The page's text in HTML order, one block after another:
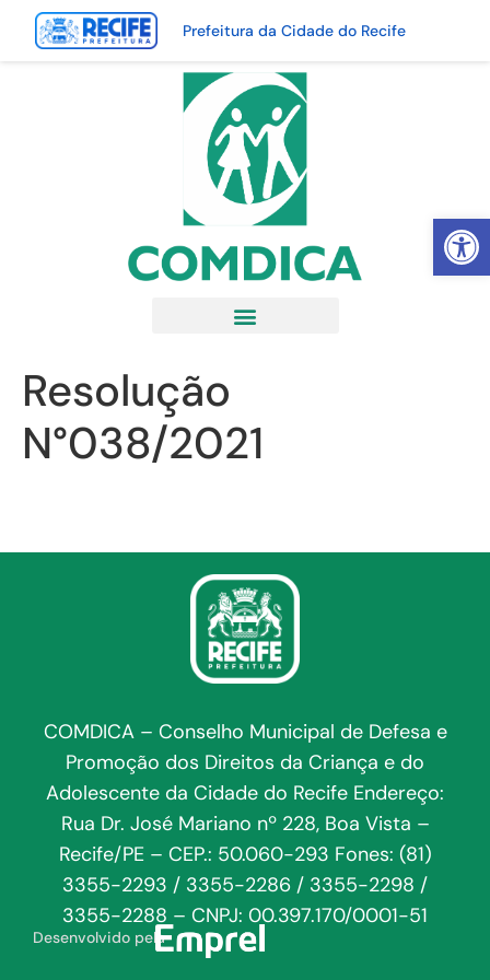
Abrir
Prefeitura da Cidade do Recife
Resolução
N°038/2021
COMDICA – Conselho Municipal de Defesa e
Promoção dos Direitos da Criança e do
Adolescente da Cidade do Recife Endereço:
Rua Dr. José Mariano nº 228, Boa Vista –
Recife/PE – CEP.: 50.060-293 Fones: (81)
3355-2293 / 3355-2286 / 3355-2298 /
3355-2288 – CNPJ: 00.397.170/0001-51
Desenvolvido pela